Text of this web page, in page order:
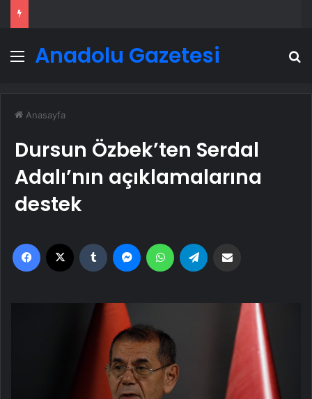
Menü
Anadolu Gazetesi
Anasayfa
Dursun Özbek’ten Serdal
Adalı’nın açıklamalarına
destek
Facebook Tumblr MessengerWhatsApp